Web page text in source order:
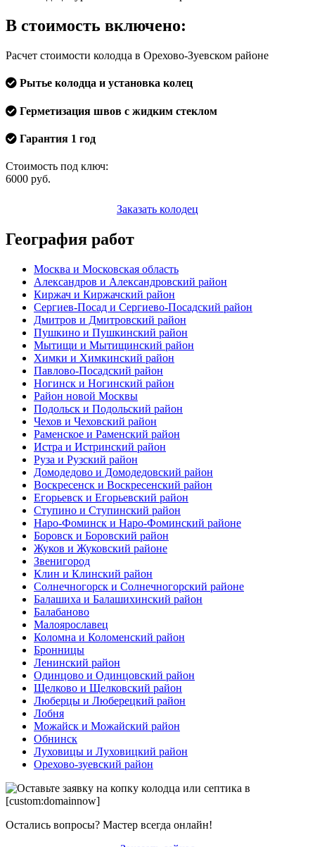
В стоимость включено:
Расчет стоимости колодца в Орехово-Зуевском районе
Рытье колодца и установка колец
Герметизация швов с жидким стеклом
Гарантия 1 год
Стоимость под ключ:
6000 руб.
Заказать колодец
География работ
Москва и Московская область
Александров и Александровский район
Киржач и Киржачский район
Сергиев-Посад и Сергиево-Посадский район
Дмитров и Дмитровский район
Пушкино и Пушкинский район
Мытищи и Мытищинский район
Химки и Химкинский район
Павлово-Посадский район
Ногинск и Ногинский район
Район новой Москвы
Подольск и Подольский район
Чехов и Чеховский район
Раменское и Раменский район
Истра и Истринский район
Руза и Рузский район
Домодедово и Домодедовский район
Воскресенск и Воскресенский район
Егорьевск и Егорьевский район
Ступино и Ступинский район
Наро-Фоминск и Наро-Фоминский районе
Боровск и Боровский район
Жуков и Жуковский районе
Звенигород
Клин и Клинский район
Солнечногорск и Солнечногорский районе
Балашиха и Балашихинский район
Балабаново
Малоярославец
Коломна и Коломенский район
Бронницы
Ленинский район
Одинцово и Одинцовский район
Щелково и Щелковский район
Люберцы и Люберецкий район
Лобня
Можайск и Можайский район
Обнинск
Луховицы и Луховицкий район
Орехово-зуевский район
Остались вопросы? Мастер всегда онлайн!